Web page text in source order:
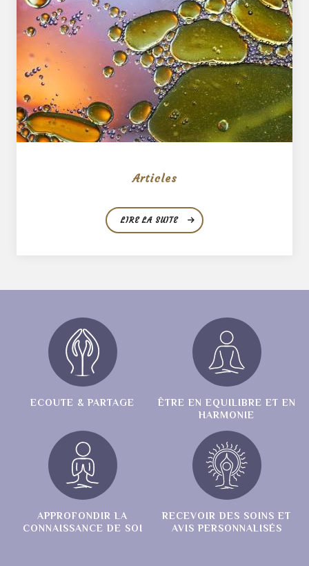
Articles
LIRE LA SUITE
ECOUTE & PARTAGE
ÊTRE EN EQUILIBRE ET EN
HARMONIE
APPROFONDIR LA
CONNAISSANCE DE SOI
RECEVOIR DES SOINS ET
AVIS PERSONNALISÉS